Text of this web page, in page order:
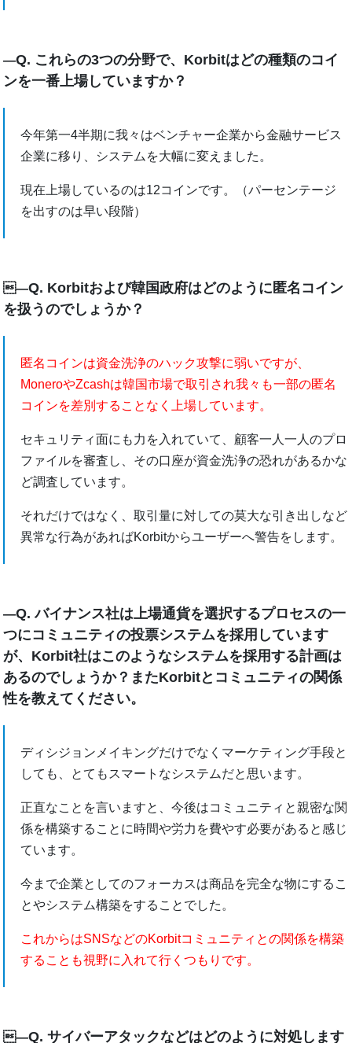
―Q. これらの3つの分野で、Korbitはどの種類のコイ
ンを一番上場していますか？
今年第一4半期に我々はベンチャー企業から金融サービス
企業に移り、システムを大幅に変えました。
現在上場しているのは12コインです。（パーセンテージ
を出すのは早い段階）
―Q. Korbitおよび韓国政府はどのように匿名コイン
を扱うのでしょうか？
匿名コインは資金洗浄のハック攻撃に弱いですが、
MoneroやZcashは韓国市場で取引され我々も一部の匿名
コインを差別することなく上場しています。
セキュリティ面にも力を入れていて、顧客一人一人のプロ
ファイルを審査し、その口座が資金洗浄の恐れがあるかな
ど調査しています。
それだけではなく、取引量に対しての莫大な引き出しなど
異常な行為があればKorbitからユーザーへ警告をします。
―Q. バイナンス社は上場通貨を選択するプロセスの一
つにコミュニティの投票システムを採用しています
が、Korbit社はこのようなシステムを採用する計画は
あるのでしょうか？またKorbitとコミュニティの関係
性を教えてください。
ディシジョンメイキングだけでなくマーケティング手段と
しても、とてもスマートなシステムだと思います。
正直なことを言いますと、今後はコミュニティと親密な関
係を構築することに時間や労力を費やす必要があると感じ
ています。
今まで企業としてのフォーカスは商品を完全な物にするこ
とやシステム構築をすることでした。
これからはSNSなどのKorbitコミュニティとの関係を構築
することも視野に入れて行くつもりです。
―Q. サイバーアタックなどはどのように対処します